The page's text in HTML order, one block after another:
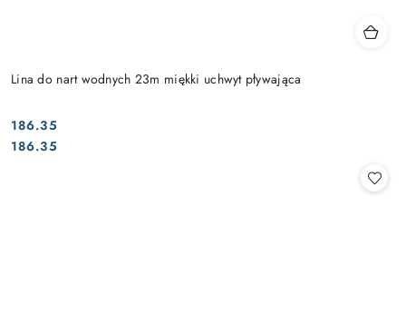
Lina do nart wodnych 23m miękki uchwyt pływająca
Cena:
186.35
Cena:
186.35